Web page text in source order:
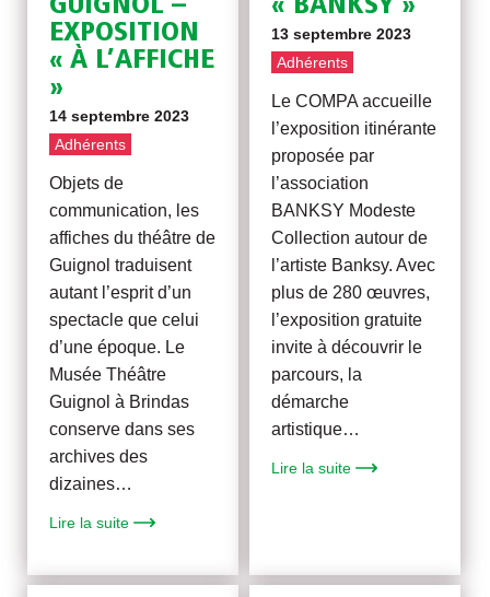
GUIGNOL –
EXPOSITION
« À L’AFFICHE
»
14 septembre 2023
Adhérents
Objets de
communication, les
affiches du théâtre de
Guignol traduisent
autant l’esprit d’un
spectacle que celui
d’une époque. Le
Musée Théâtre
Guignol à Brindas
conserve dans ses
archives des
dizaines…
Lire la suite
« BANKSY »
13 septembre 2023
Adhérents
Le COMPA accueille
l’exposition itinérante
proposée par
l’association
BANKSY Modeste
Collection autour de
l’artiste Banksy. Avec
plus de 280 œuvres,
l’exposition gratuite
invite à découvrir le
parcours, la
démarche
artistique…
Lire la suite